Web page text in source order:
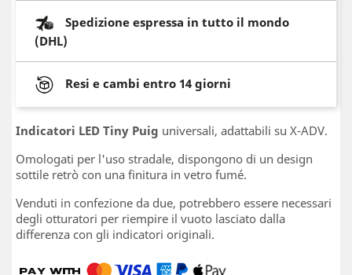
Spedizione espressa in tutto il mondo
(DHL)
Resi e cambi entro 14 giorni
Indicatori LED Tiny Puig universali, adattabili su X-ADV.
Omologati per l'uso stradale, dispongono di un design
sottile retrò con una finitura in vetro fumé.
Venduti in confezione da due, potrebbero essere necessari
degli otturatori per riempire il vuoto lasciato dalla
differenza con gli indicatori originali.